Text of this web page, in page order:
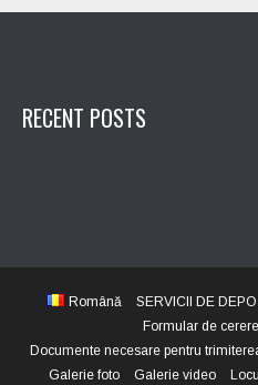
RECENT POSTS
Română SERVICII DE
Formular de
Documente necesare pentru
Galerie foto
Galerie video